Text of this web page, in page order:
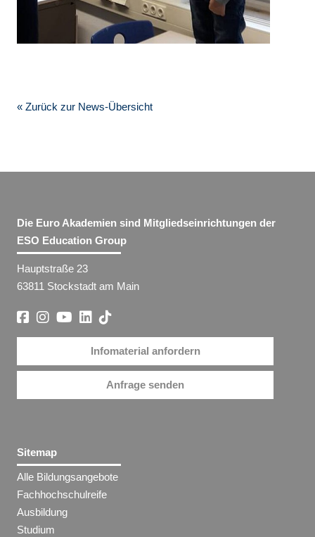
« Zurück zur News-Übersicht
Die Euro Akademien sind Mitgliedseinrichtungen der
ESO Education Group
Hauptstraße 23
63811 Stockstadt am Main
Infomaterial anfordern
Anfrage senden
Sitemap
Alle Bildungsangebote
Fachhochschulreife
Ausbildung
Studium